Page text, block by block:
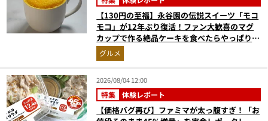
【130円の至福】永谷園の伝説スイーツ「モコ
モコ」が12年ぶり復活！ファン大歓喜のマグ
カップで作る絶品ケーキを食べたらやっぱり最
高にウマかった
グルメ
2026/08/04 12:00
特集 体験レポート
【価格バグ再び】ファミマが太っ腹すぎ！「お